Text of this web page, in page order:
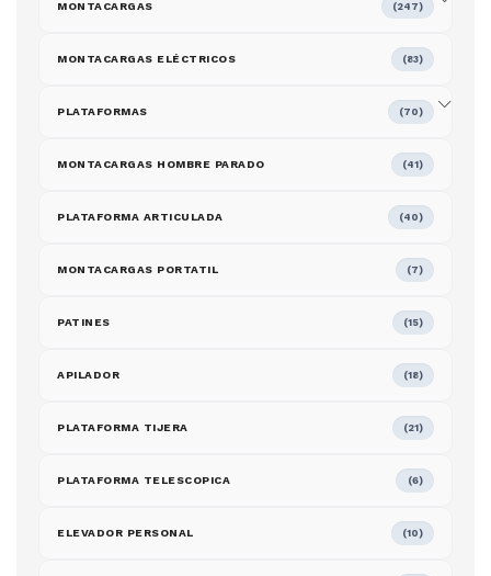
MONTACARGAS (247)
MONTACARGAS ELÉCTRICOS (83)
PLATAFORMAS (70)
MONTACARGAS HOMBRE PARADO (41)
PLATAFORMA ARTICULADA (40)
MONTACARGAS PORTATIL (7)
PATINES (15)
APILADOR (18)
PLATAFORMA TIJERA (21)
PLATAFORMA TELESCOPICA (6)
ELEVADOR PERSONAL (10)